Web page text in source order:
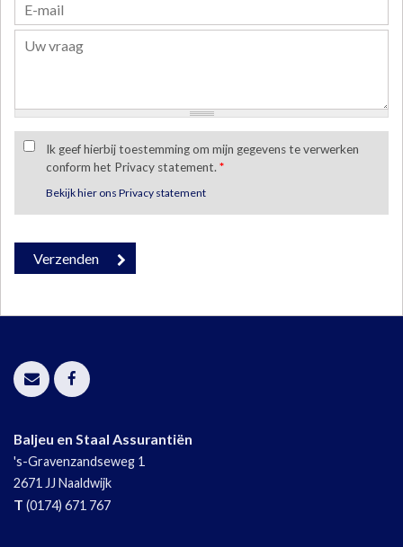
Ik geef hierbij toestemming om mijn gegevens te verwerken
conform het Privacy statement. *
Bekijk hier ons Privacy statement
Baljeu en Staal Assurantiën
's-Gravenzandseweg 1
2671 JJ Naaldwijk
T (0174) 671 767